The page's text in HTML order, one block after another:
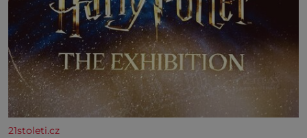
21stoleti.cz